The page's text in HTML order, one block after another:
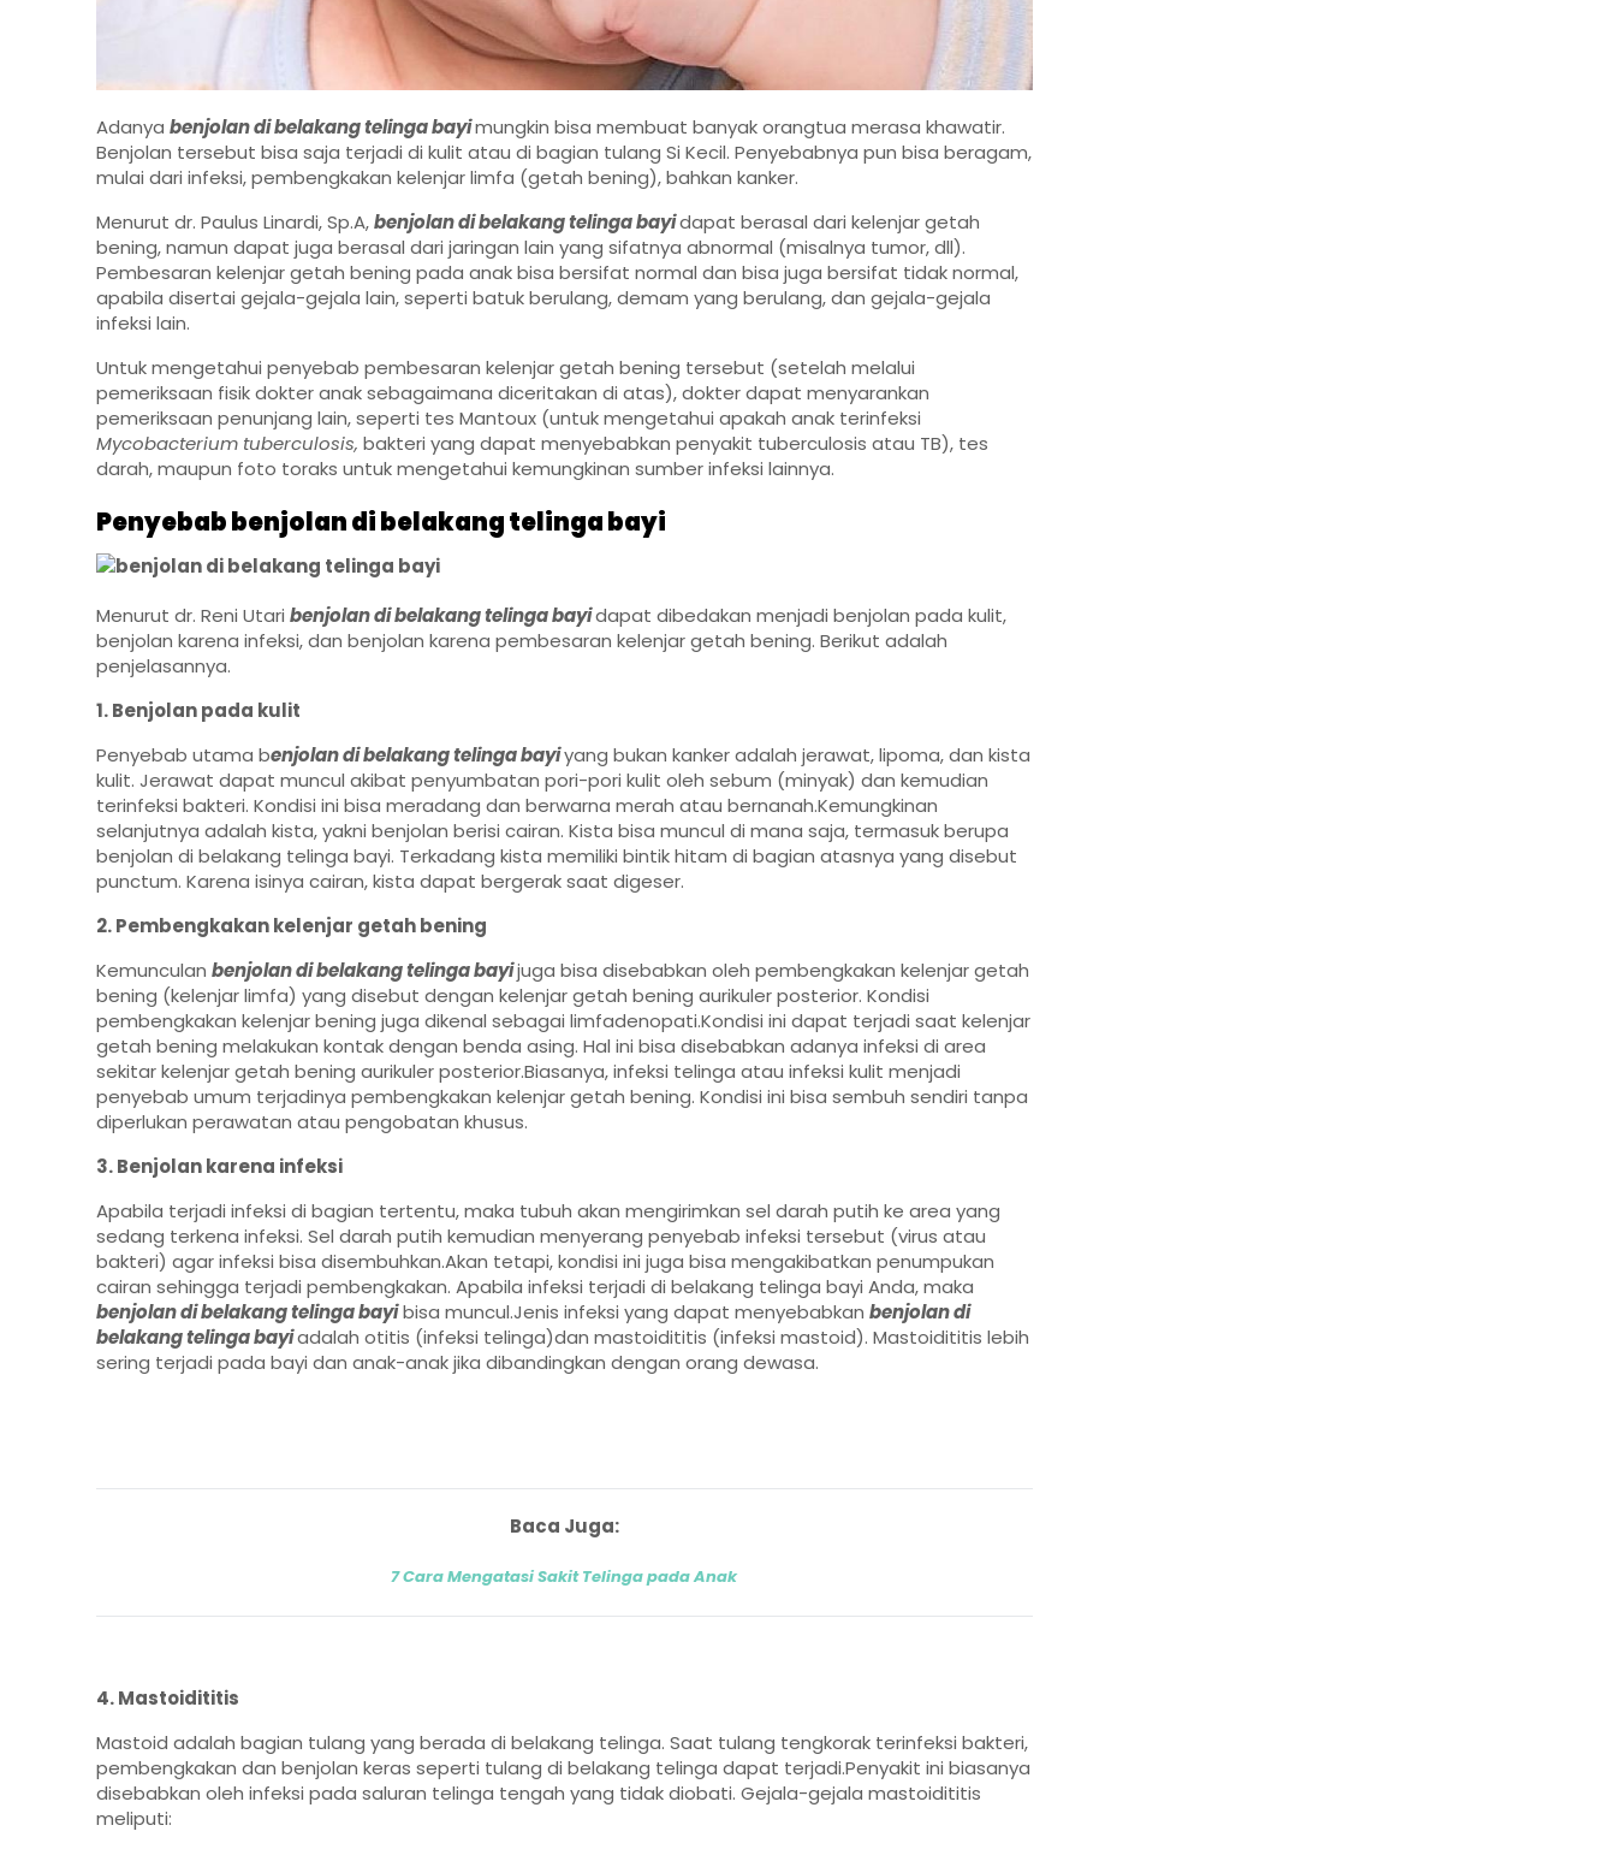
Adanya benjolan di belakang telinga bayimungkin bisa membuat banyak orangtua merasa khawatir.
Benjolan tersebut bisa saja terjadi di kulit atau di bagian tulang Si Kecil. Penyebabnya pun bisa beragam,
mulai dari infeksi, pembengkakan kelenjar limfa (getah bening), bahkan kanker.
Menurut dr. Paulus Linardi, Sp.A,benjolan di belakang telinga bayidapat berasal dari kelenjar getah
bening, namun dapat juga berasal dari jaringan lain yang sifatnya abnormal (misalnya tumor, dll).
Pembesaran kelenjar getah bening pada anak bisa bersifat normal dan bisa juga bersifat tidak normal,
apabila disertai gejala-gejala lain, seperti batuk berulang, demam yang berulang, dan gejala-gejala
infeksi lain.
Untuk mengetahui penyebab pembesaran kelenjar getah bening tersebut (setelah melalui
pemeriksaan fisik dokter anak sebagaimana diceritakan di atas), dokter dapat menyarankan
pemeriksaan penunjang lain, seperti tes Mantoux (untuk mengetahui apakah anak terinfeksi
Mycobacterium tuberculosis, bakteri yang dapat menyebabkan penyakit tuberculosis atau TB), tes
darah, maupun foto toraks untuk mengetahui kemungkinan sumber infeksi lainnya.
Penyebab benjolan di belakang telinga bayi
Menurut dr. Reni Utari benjolan di belakang telinga bayidapat dibedakan menjadi benjolan pada kulit,
benjolan karena infeksi, dan benjolan karena pembesaran kelenjar getah bening. Berikut adalah
penjelasannya.
1. Benjolan pada kulit
Penyebab utama benjolan di belakang telinga bayiyang bukan kanker adalah jerawat, lipoma, dan kista
kulit. Jerawat dapat muncul akibat penyumbatan pori-pori kulit oleh sebum (minyak) dan kemudian
terinfeksi bakteri. Kondisi ini bisa meradang dan berwarna merah atau bernanah.Kemungkinan
selanjutnya adalah kista, yakni benjolan berisi cairan. Kista bisa muncul di mana saja, termasuk berupa
benjolan di belakang telinga bayi. Terkadang kista memiliki bintik hitam di bagian atasnya yang disebut
punctum. Karena isinya cairan, kista dapat bergerak saat digeser.
2. Pembengkakan kelenjar getah bening
Kemunculan benjolan di belakang telinga bayijuga bisa disebabkan oleh pembengkakan kelenjar getah
bening (kelenjar limfa) yang disebut dengan kelenjar getah bening aurikuler posterior. Kondisi
pembengkakan kelenjar bening juga dikenal sebagai limfadenopati.Kondisi ini dapat terjadi saat kelenjar
getah bening melakukan kontak dengan benda asing. Hal ini bisa disebabkan adanya infeksi di area
sekitar kelenjar getah bening aurikuler posterior.Biasanya, infeksi telinga atau infeksi kulit menjadi
penyebab umum terjadinya pembengkakan kelenjar getah bening. Kondisi ini bisa sembuh sendiri tanpa
diperlukan perawatan atau pengobatan khusus.
3. Benjolan karena infeksi
Apabila terjadi infeksi di bagian tertentu, maka tubuh akan mengirimkan sel darah putih ke area yang
sedang terkena infeksi. Sel darah putih kemudian menyerang penyebab infeksi tersebut (virus atau
bakteri) agar infeksi bisa disembuhkan.Akan tetapi, kondisi ini juga bisa mengakibatkan penumpukan
cairan sehingga terjadi pembengkakan. Apabila infeksi terjadi di belakang telinga bayi Anda, maka
benjolan di belakang telinga bayibisa muncul.Jenis infeksi yang dapat menyebabkan benjolan di
belakang telinga bayiadalah otitis (infeksi telinga)dan mastoidititis (infeksi mastoid). Mastoidititis lebih
sering terjadi pada bayi dan anak-anak jika dibandingkan dengan orang dewasa.
Baca Juga:
7 Cara Mengatasi Sakit Telinga pada Anak
4. Mastoidititis
Mastoid adalah bagian tulang yang berada di belakang telinga. Saat tulang tengkorak terinfeksi bakteri,
pembengkakan dan benjolan keras seperti tulang di belakang telinga dapat terjadi.Penyakit ini biasanya
disebabkan oleh infeksi pada saluran telinga tengah yang tidak diobati. Gejala-gejala mastoidititis
meliputi: